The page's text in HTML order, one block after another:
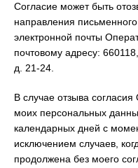
Согласие может быть
направления
электронной почты
почтовому адресу:
д. 21-24.
В случае отзыва
моих персональных
календарных дней с
исключением случаев,
продолжена без моего